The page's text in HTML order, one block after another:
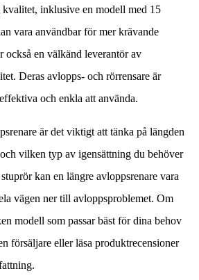
kvalitet, inklusive en modell med 15
vara användbar för mer krävande
en välkänd leverantör av
Deras avlopps- och rörrensare är
och enkla att använda.
är det viktigt att tänka på längden
vilken typ av igensättning du behöver
kan en längre avloppsrenare vara
vägen ner till avloppsproblemet. Om
modell som passar bäst för dina behov
försäljare eller läsa produktrecensioner